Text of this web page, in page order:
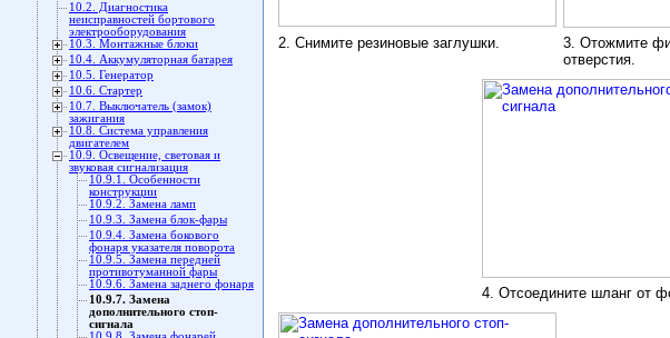
10.2. Диагностика
неисправностей бортового
электрооборудования
10.3. Монтажные блоки
10.4. Аккумуляторная батарея
10.5. Генератор
10.6. Стартер
10.7. Выключатель (замок)
зажигания
10.8. Система управления
двигателем
10.9. Освещение, световая и
звуковая сигнализация
10.9.1. Особенности
конструкции
10.9.2. Замена ламп
10.9.3. Замена блок-фары
10.9.4. Замена бокового
фонаря указателя поворота
10.9.5. Замена передней
противотуманной фары
10.9.6. Замена заднего фонаря
10.9.7. Замена
дополнительного стоп-
сигнала
2. Снимите резиновые заглушки.
3. Отожмите
отверстия.
4. Отсоедините шланг от